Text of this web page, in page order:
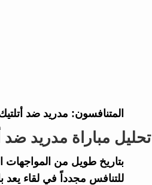
المتنافسون: مدريد ضد
تحليل مباراة مدريد ضد
بتاريخ طويل من المواجهات
للتنافس مجدداً في لقاء يعد